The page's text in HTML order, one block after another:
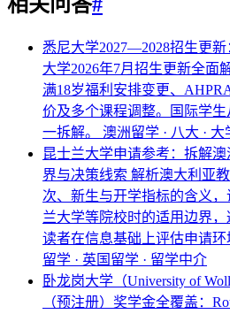
悉尼大学2027—2028招生更
大学2026年7月招生更新全面
满18岁福利安排变更、
价及多个课程调整。国际学
一拆解。 澳洲留学 · 八大 · 大
昆士兰大学申请参考：拆解
界与决策线索 解析澳大利亚
次、新生与开学指标的含义
兰大学等院校时的适用边界
读者在信息基础上评估申请环
留学 · 英国留学 · 留学中介
卧龙岗大学（University of
（预注册）奖学金全覆盖：